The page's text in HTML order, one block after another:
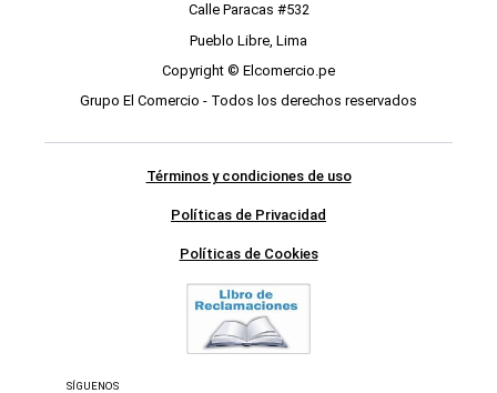
Calle Paracas #532
Pueblo Libre, Lima
Copyright © Elcomercio.pe
Grupo El Comercio - Todos los derechos reservados
Términos y condiciones de uso
Políticas de Privacidad
Políticas de Cookies
SÍGUENOS